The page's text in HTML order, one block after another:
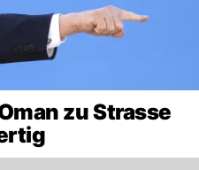
zu Strasse